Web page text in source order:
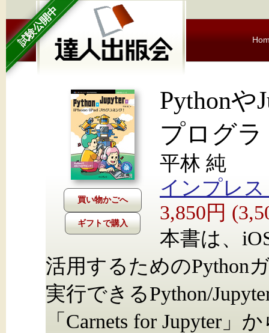
試験公開中
ギフトで購入
Pythonや
プログ
平林 純
インプレス
3,850円
本書は、
活用するためのPython
実行できるPython/
「Carnets for Jupyter」